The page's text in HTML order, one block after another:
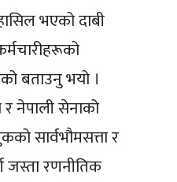
भएको दाबी
बताउनु भयो ।
र नेपाली सेनाको
सार्वभौमसत्ता र
जस्ता रणनीतिक